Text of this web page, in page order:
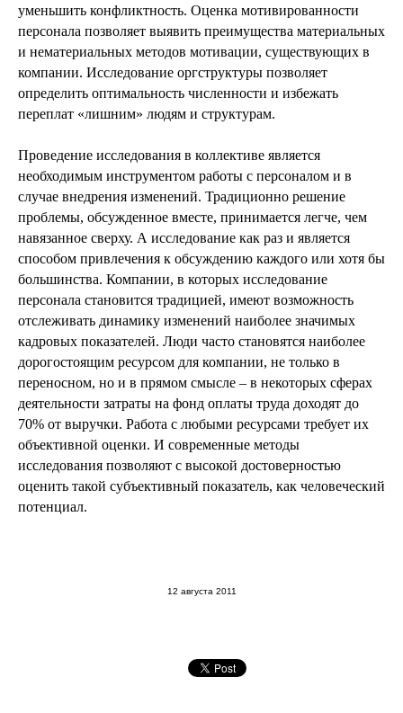
уменьшить конфликтность. Оценка мотивированности
персонала позволяет выявить преимущества материальных
и нематериальных методов мотивации, существующих в
компании. Исследование оргструктуры позволяет
определить оптимальность численности и избежать
переплат «лишним» людям и структурам.
Проведение исследования в коллективе является
необходимым инструментом работы с персоналом и в
случае внедрения изменений. Традиционно решение
проблемы, обсужденное вместе, принимается легче, чем
навязанное сверху. А исследование как раз и является
способом привлечения к обсуждению каждого или хотя бы
большинства. Компании, в которых исследование
персонала становится традицией, имеют возможность
отслеживать динамику изменений наиболее значимых
кадровых показателей. Люди часто становятся наиболее
дорогостоящим ресурсом для компании, не только в
переносном, но и в прямом смысле – в некоторых сферах
деятельности затраты на фонд оплаты труда доходят до
70% от выручки. Работа с любыми ресурсами требует их
объективной оценки. И современные методы
исследования позволяют с высокой достоверностью
оценить такой субъективный показатель, как человеческий
потенциал.
12 августа 2011